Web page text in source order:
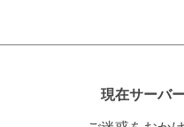
現在サーバ